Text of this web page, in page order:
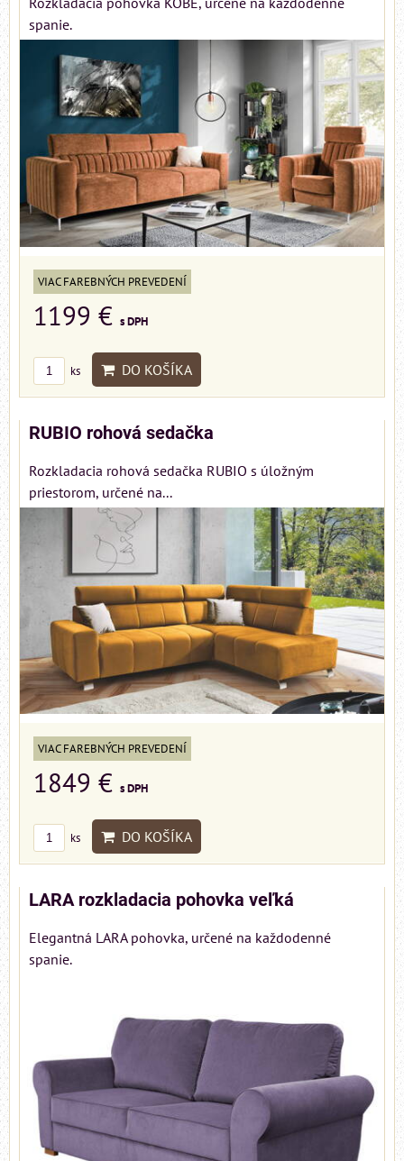
spanie.
VIAC FAREBNÝCH PREVEDENÍ
1199 € s DPH
ks DO KOŠÍKA
RUBIO rohová sedačka
Rozkladacia rohová sedačka RUBIO s úložným
priestorom, určené na...
VIAC FAREBNÝCH PREVEDENÍ
1849 € s DPH
ks DO KOŠÍKA
LARA rozkladacia pohovka veľká
Elegantná LARA pohovka, určené na každodenné
spanie.